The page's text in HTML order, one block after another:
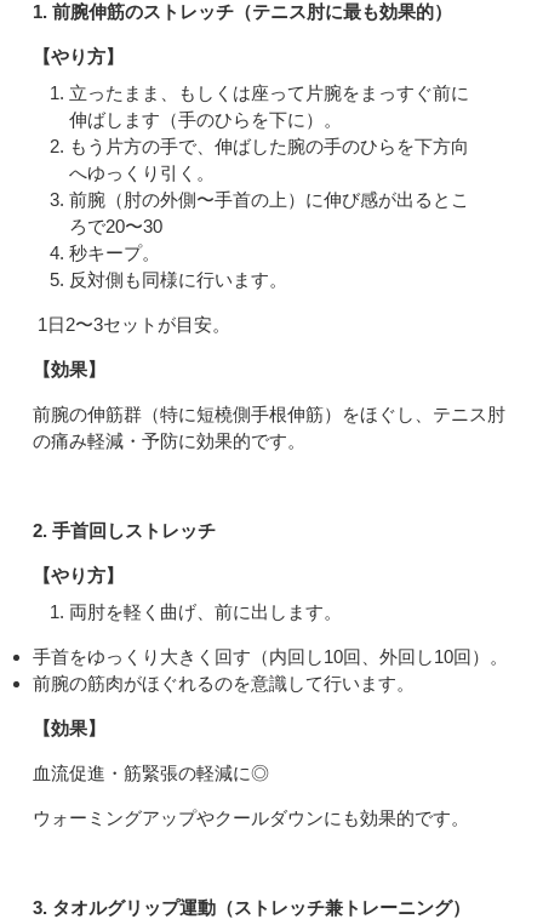
1. 前腕伸筋のストレッチ（テニス肘に最も効果的）
【やり方】
立ったまま、もしくは座って片腕をまっすぐ前に
伸ばします（手のひらを下に）。
もう片方の手で、伸ばした腕の手のひらを下方向
へゆっくり引く。
前腕（肘の外側〜手首の上）に伸び感が出るとこ
ろで20〜30
秒キープ。
反対側も同様に行います。
1日2〜3セットが目安。
【効果】
前腕の伸筋群（特に短橈側手根伸筋）をほぐし、テニス肘
の痛み軽減・予防に効果的です。
2. 手首回しストレッチ
【やり方】
両肘を軽く曲げ、前に出します。
手首をゆっくり大きく回す（内回し10回、外回し10回）。
前腕の筋肉がほぐれるのを意識して行います。
【効果】
血流促進・筋緊張の軽減に◎
ウォーミングアップやクールダウンにも効果的です。
3. タオルグリップ運動（ストレッチ兼トレーニング）